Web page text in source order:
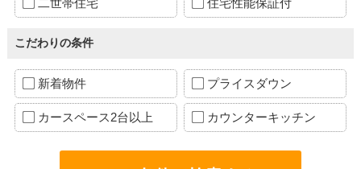
二世帯住宅 住宅性能保証付
こだわりの条件
新着物件 プライスダウン
カースペース2台以上 カウンターキッチン